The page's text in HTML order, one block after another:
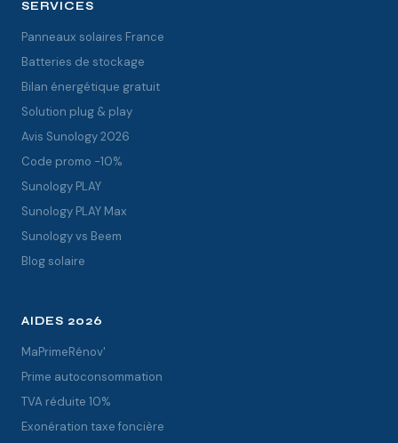
SERVICES
Panneaux solaires France
Batteries de stockage
Bilan énergétique gratuit
Solution plug & play
Avis Sunology 2026
Code promo -10%
Sunology PLAY
Sunology PLAY Max
Sunology vs Beem
Blog solaire
AIDES 2026
MaPrimeRénov'
Prime autoconsommation
TVA réduite 10%
Exonération taxe foncière